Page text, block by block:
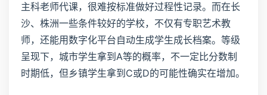
主科老师代课，很难按标准做好过程性记录。而在长
沙、株洲一些条件较好的学校，不仅有专职艺术教
师，还能用数字化平台自动生成学生成长档案。等级
呈现下，城市学生拿到A等的概率，不一定比分数制
时期低，但乡镇学生拿到C或D的可能性确实在增加。